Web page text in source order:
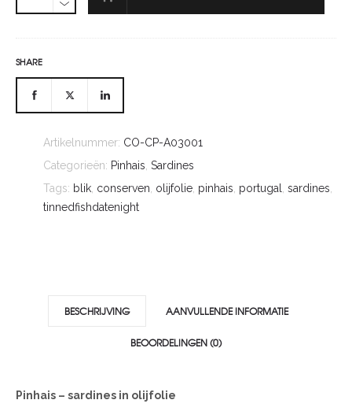
SHARE
Artikelnummer: CO-CP-A03001
Categorieën: Pinhais Sardines
Tags: blik conserven olijfolie pinhais portugal sardines
tinnedfishdatenight
BESCHRIJVING AANVULLENDE INFORMATIE
BEOORDELINGEN (0)
Pinhais – sardines in olijfolie